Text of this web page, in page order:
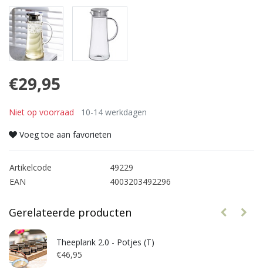
€29,95
Niet op voorraad
10-14 werkdagen
Voeg toe aan favorieten
Artikelcode
49229
EAN
4003203492296
Gerelateerde producten
Theeplank 2.0 - Potjes (T)
€46,95